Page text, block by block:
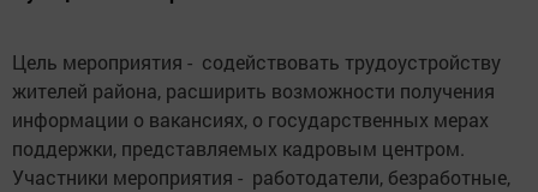
Цель мероприятия - содействовать трудоустройству
жителей района, расширить возможности получения
информации о вакансиях, о государственных мерах
поддержки, представляемых кадровым центром.
Участники мероприятия - работодатели, безработные,